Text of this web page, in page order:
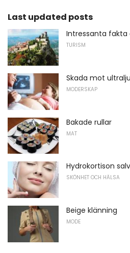
Last updated posts
Intressanta fakta
TURISM
Skada mot
MODERSKAP
Bakade rullar
MAT
Hydrokortison
SKÖNHET OCH HÄLSA
Beige klänning
MODE